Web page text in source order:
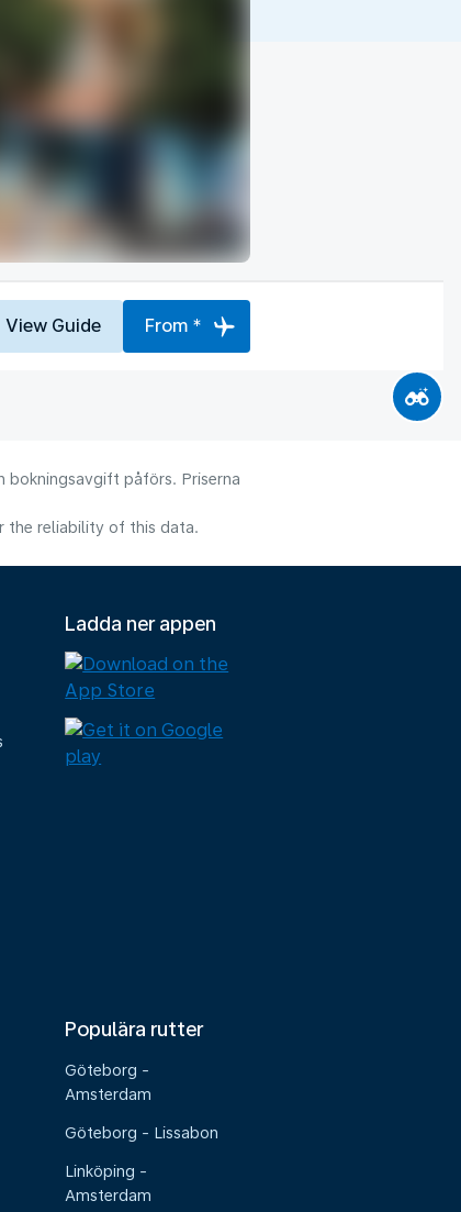
View Guide From *
bokningsavgift påförs. Priserna
the reliability of this data.
Ladda ner appen
Populära rutter
Göteborg -
Amsterdam
Göteborg - Lissabon
Linköping -
Amsterdam